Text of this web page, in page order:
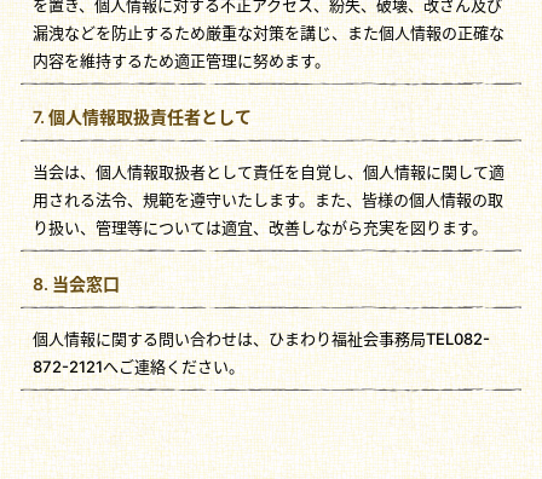
を置き、個人情報に対する不正アクセス、紛失、破壊、改ざん及び
漏洩などを防止するため厳重な対策を講じ、また個人情報の正確な
内容を維持するため適正管理に努めます。
7. 個人情報取扱責任者として
当会は、個人情報取扱者として責任を自覚し、個人情報に関して適
用される法令、規範を遵守いたします。また、皆様の個人情報の取
り扱い、管理等については適宜、改善しながら充実を図ります。
8. 当会窓口
個人情報に関する問い合わせは、ひまわり福祉会事務局TEL082-
872-2121へご連絡ください。